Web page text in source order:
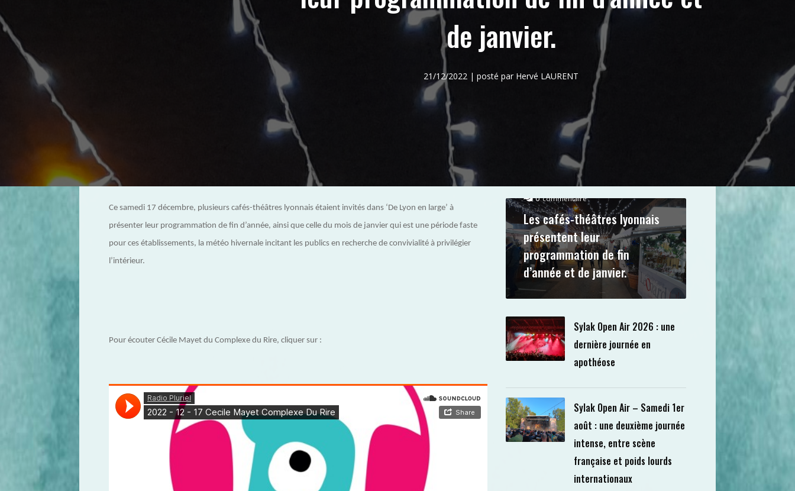
de janvier.
21/12/2022 | posté par Hervé LAURENT
Ce samedi 17 décembre, plusieurs cafés-théâtres lyonnais étaient invités dans ‘De Lyon en large’ à
présenter leur programmation de fin d’année, ainsi que celle du mois de janvier qui est une période faste
pour ces établissements, la météo hivernale incitant les publics en recherche de convivialité à privilégier
l’intérieur.
Pour écouter Cécile Mayet du Complexe du Rire, cliquer sur :
0commentaire
Les cafés-théâtres lyonnais
présentent leur
programmation de fin
d’année et de janvier.
Sylak Open Air 2026 : une
dernière journée en
apothéose
Sylak Open Air – Samedi 1er
août : une deuxième journée
intense, entre scène
française et poids lourds
internationaux